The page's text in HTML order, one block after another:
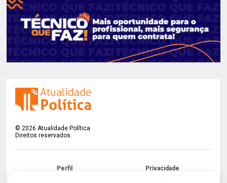
©2026 Atualidade Política
Direitos reservados.
Perfil Privacidade